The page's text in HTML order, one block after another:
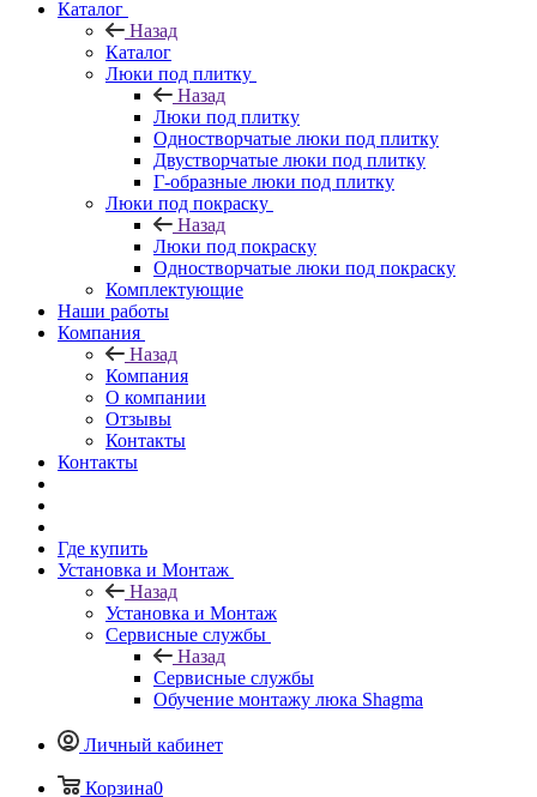
Каталог
Назад
Каталог
Люки под плитку
Назад
Люки под плитку
Одностворчатые люки под плитку
Двустворчатые люки под плитку
Г-образные люки под плитку
Люки под покраску
Назад
Люки под покраску
Одностворчатые люки под покраску
Комплектующие
Наши работы
Компания
Назад
Компания
О компании
Отзывы
Контакты
Контакты
Где купить
Установка и Монтаж
Назад
Установка и Монтаж
Сервисные службы
Назад
Сервисные службы
Обучение монтажу люка Shagma
Личный кабинет
Корзина0